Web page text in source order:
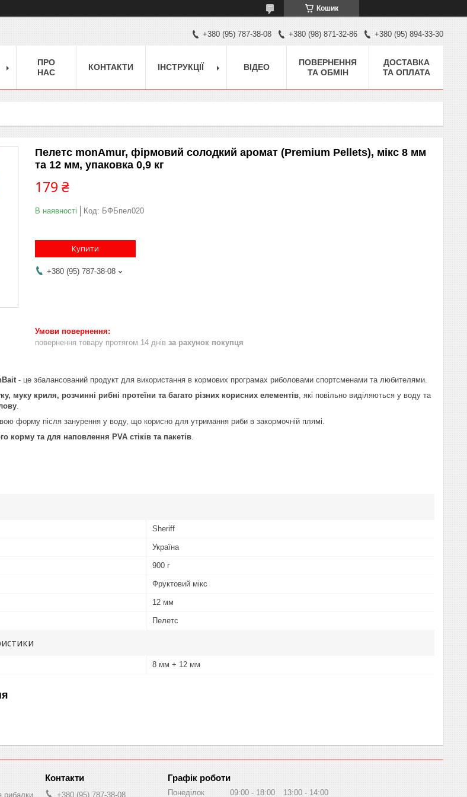
Кошик
+380 (95) 787-38-08 +380 (98) 871-32-86 +380 (95) 894-33-30
ПРО
НАС
КОНТАКТИ ІНСТРУКЦІЇ ВІДЕО
ПОВЕРНЕННЯ
ТА ОБМІН
ДОСТАВКА
ТА ОПЛАТА
Пелетс monAmur, фірмовий солодкий аромат (Premium Pellets), мікс 8 мм
та 12 мм, упаковка 0,9 кг
179 ₴
В наявності Код: БФБпел020
Купити
+380 (95) 787-38-08
повернення товару протягом 14 днів за рахунок покупця
- це збалансований продукт для використання в кормових програмах риболовами спортсменами та любителями.
муку криля, розчинні рибні протеїни та багато різних корисних елементів , які повільно виділяються у воду та
форму після занурення у воду, що корисно для утримання риби в закормочній плямі.
корму та для наповлення PVA стіків та пакетів
Sheriff
Україна
900 г
Фруктовий мікс
12 мм
Пелетс
8 мм + 12 мм
рибалки +380 (95) 787-38-08
Графік роботи
Понеділок 09:00 18:00 13:00 14:00